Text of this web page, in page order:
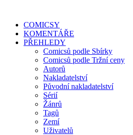
COMICSY
KOMENTÁŘE
PŘEHLEDY
Comicsů podle Sbírky
Comicsů podle Tržní ceny
Autorů
Nakladatelství
Původní nakladatelství
Sérií
Žánrů
Tagů
Zemí
Uživatelů